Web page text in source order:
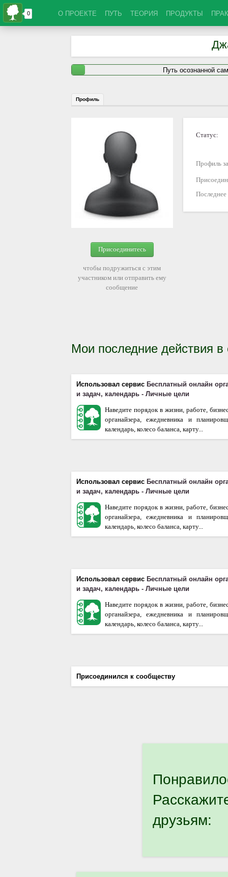
О ПРОЕКТЕ ПУТЬ ТЕОРИЯ ПРОДУКТЫ
Путь осознанной
Профиль
Присоединитесь
чтобы подружиться с этим
участником или отправить ему
сообщение
Статус:
Профиль
Мои последние действия
Использовал сервис Бесплатный онлайн
и задач, календарь - Личные цели
Наведите порядок в жизни, работе,
органайзера, ежедневника и
календарь, колесо баланса, карту...
Использовал сервис Бесплатный онлайн
и задач, календарь - Личные цели
Наведите порядок в жизни, работе,
органайзера, ежедневника и
календарь, колесо баланса, карту...
Использовал сервис Бесплатный онлайн
и задач, календарь - Личные цели
Наведите порядок в жизни, работе,
органайзера, ежедневника и
календарь, колесо баланса, карту...
Присоединился к сообществу
друзьям: